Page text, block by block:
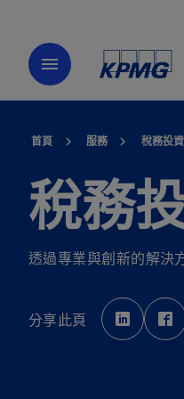
menu
首頁 服務 稅務投
稅務
透過專業與創新的解決
分享此頁
在
新
標
籤